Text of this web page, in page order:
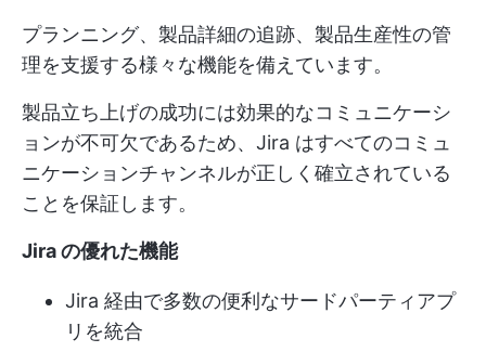
プランニング、製品詳細の追跡、製品生産性の管
理を支援する様々な機能を備えています。
製品立ち上げの成功には効果的なコミュニケーシ
ョンが不可欠であるため、Jira はすべてのコミュ
ニケーションチャンネルが正しく確立されている
ことを保証します。
Jira の優れた機能
Jira 経由で多数の便利なサードパーティアプ
リを統合